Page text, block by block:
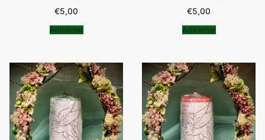
€5,00
Adicionar
€5,00
Adicionar